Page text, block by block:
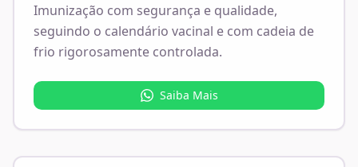
Imunização com segurança e qualidade,
seguindo o calendário vacinal e com cadeia de
frio rigorosamente controlada.
Saiba Mais